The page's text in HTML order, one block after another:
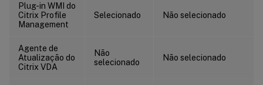
Plug-in WMI do
Citrix Profile
Management
Selecionado Não selecionado
Agente de
Atualização do
Citrix VDA
Não
selecionado
Não selecionado